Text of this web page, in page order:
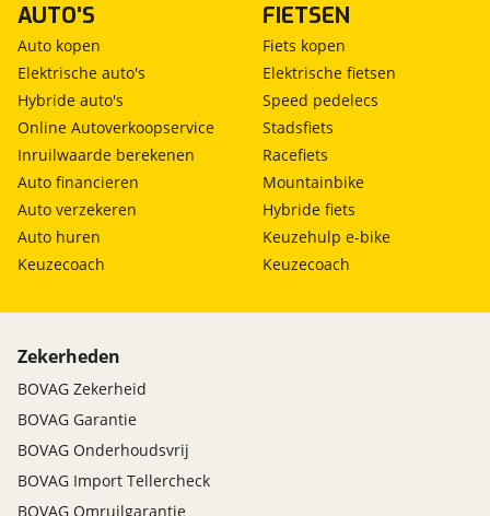
AUTO'S
Auto kopen
Elektrische auto's
Hybride auto's
Online Autoverkoopservice
Inruilwaarde berekenen
Auto financieren
Auto verzekeren
Auto huren
Keuzecoach
FIETSEN
Fiets kopen
Elektrische fietsen
Speed pedelecs
Stadsfiets
Racefiets
Mountainbike
Hybride fiets
Keuzehulp e-bike
Keuzecoach
Zekerheden
BOVAG Zekerheid
BOVAG Garantie
BOVAG Onderhoudsvrij
BOVAG Import Tellercheck
BOVAG Omruilgarantie